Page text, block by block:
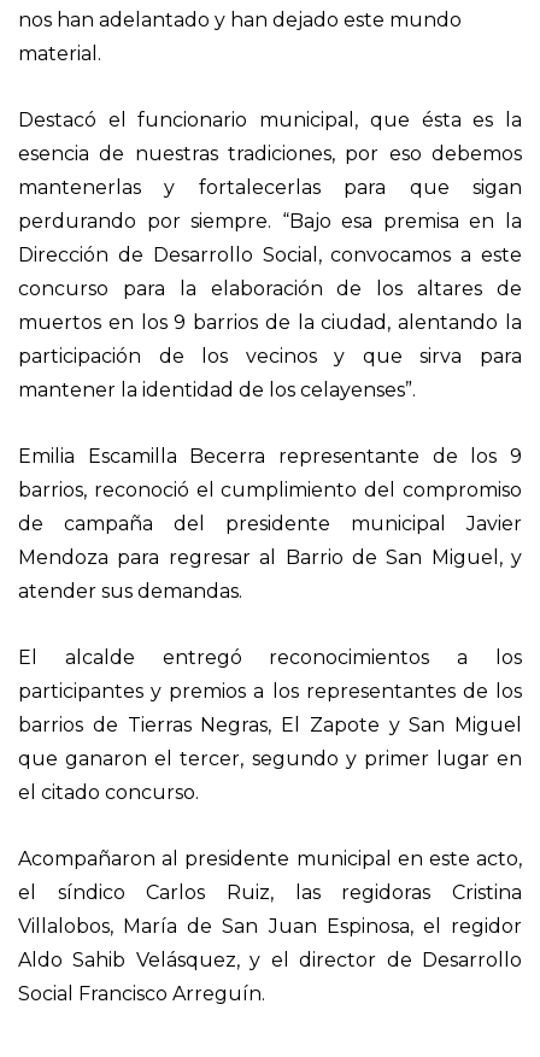
nos han adelantado y han dejado este mundo
material.
Destacó el funcionario municipal, que ésta es la
esencia de nuestras tradiciones, por eso debemos
mantenerlas y fortalecerlas para que sigan
perdurando por siempre. “Bajo esa premisa en la
Dirección de Desarrollo Social, convocamos a este
concurso para la elaboración de los altares de
muertos en los 9 barrios de la ciudad, alentando la
participación de los vecinos y que sirva para
mantener la identidad de los celayenses”.
Emilia Escamilla Becerra representante de los 9
barrios, reconoció el cumplimiento del compromiso
de campaña del presidente municipal Javier
Mendoza para regresar al Barrio de San Miguel, y
atender sus demandas.
El alcalde entregó reconocimientos a los
participantes y premios a los representantes de los
barrios de Tierras Negras, El Zapote y San Miguel
que ganaron el tercer, segundo y primer lugar en
el citado concurso.
Acompañaron al presidente municipal en este acto,
el síndico Carlos Ruiz, las regidoras Cristina
Villalobos, María de San Juan Espinosa, el regidor
Aldo Sahib Velásquez, y el director de Desarrollo
Social Francisco Arreguín.